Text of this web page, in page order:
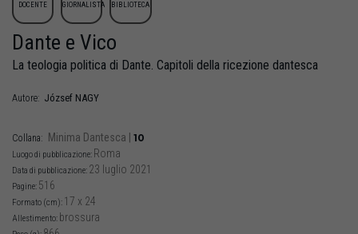
DOCENTE GIORNALISTA BIBLIOTECA
Dante e Vico
La teologia politica di Dante. Capitoli della ricezione dantesca
Autore: József NAGY
Collana: Minima Dantesca 10
Luogo di pubblicazione: Roma
Data di pubblicazione: 23 luglio 2021
Pagine: 516
Formato (cm): 17 x 24
Allestimento: brossura